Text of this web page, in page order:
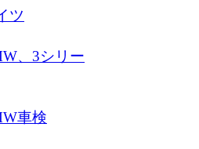
ツ
、3シリー
車検